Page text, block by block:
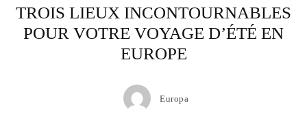
TROIS LIEUX INCONTOURNABLES
POUR VOTRE VOYAGE D’ÉTÉ EN
EUROPE
Europa